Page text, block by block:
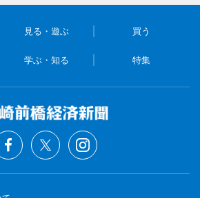
見る・遊ぶ 買う
学ぶ・知る 特集